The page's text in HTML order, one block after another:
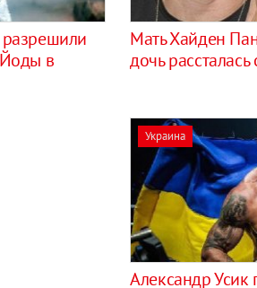
разрешили
Йоды в
Мать Хайден
дочь
Украина
Александр Усик